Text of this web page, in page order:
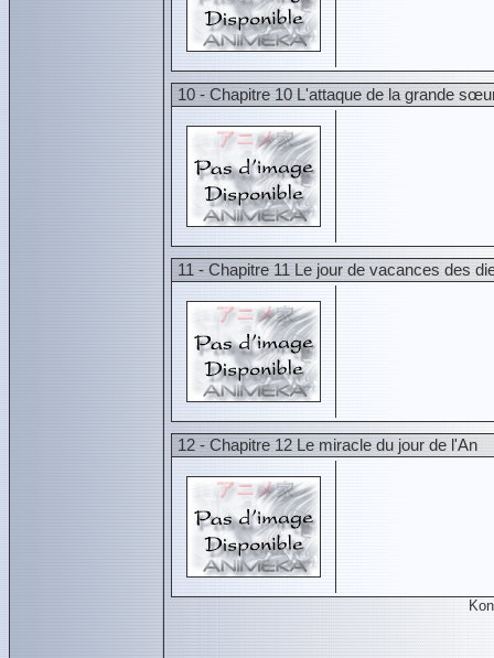
10 - Chapitre 10 L'attaque de la grande
11 - Chapitre 11 Le jour de vacances des
12 - Chapitre 12 Le miracle du jour de l'An